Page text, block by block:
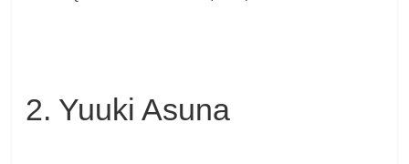
2. Yuuki Asuna